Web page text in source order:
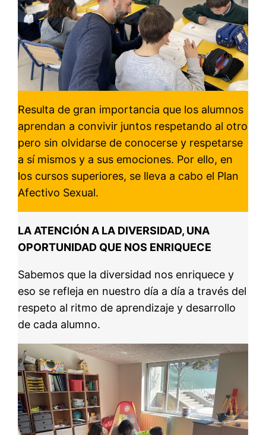
Resulta de gran importancia que los alumnos
aprendan a convivir juntos respetando al otro
pero sin olvidarse de conocerse y respetarse
a sí mismos y a sus emociones. Por ello, en
los cursos superiores, se lleva a cabo el Plan
Afectivo Sexual.
LA ATENCIÓN A LA DIVERSIDAD, UNA
OPORTUNIDAD QUE NOS ENRIQUECE
Sabemos que la diversidad nos enriquece y
eso se refleja en nuestro día a día a través del
respeto al ritmo de aprendizaje y desarrollo
de cada alumno.